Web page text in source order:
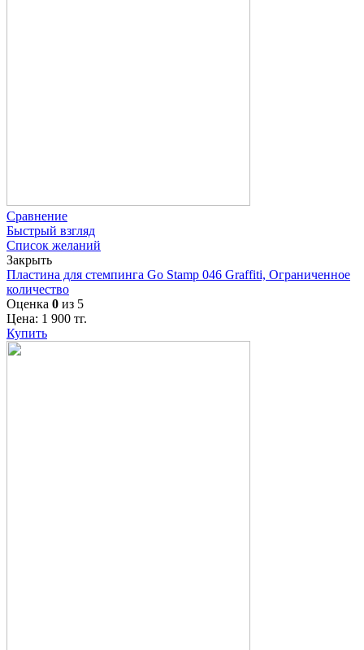
Сравнение
Быстрый взгляд
Список желаний
Закрыть
Пластина для стемпинга Go Stamp 046 Graffiti, Ограниченное
количество
Оценка 0 из 5
Цена: 1 900 тг.
Купить